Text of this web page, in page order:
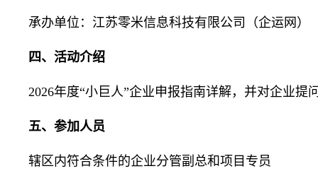
承办单位：江苏零米信息科技有限公司（企运网）
四、活动介绍
2026年度“小巨人”企业申报指南详解，并对企业提
五、参加人员
辖区内符合条件的企业分管副总和项目专员